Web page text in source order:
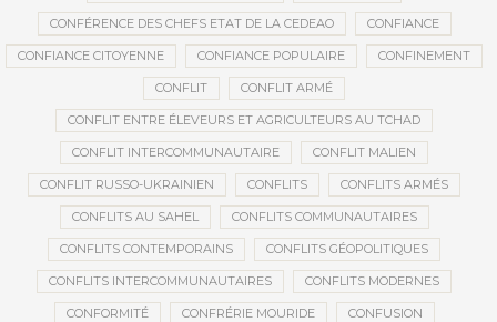
CONFÉRENCE DES CHEFS ETAT DE LA CEDEAO CONFIANCE
CONFIANCE CITOYENNE CONFIANCE POPULAIRE CONFINEMENT
CONFLIT CONFLIT ARMÉ
CONFLIT ENTRE ÉLEVEURS ET AGRICULTEURS AU TCHAD
CONFLIT INTERCOMMUNAUTAIRE CONFLIT MALIEN
CONFLIT RUSSO-UKRAINIEN CONFLITS CONFLITS ARMÉS
CONFLITS AU SAHEL CONFLITS COMMUNAUTAIRES
CONFLITS CONTEMPORAINS CONFLITS GÉOPOLITIQUES
CONFLITS INTERCOMMUNAUTAIRES CONFLITS MODERNES
CONFORMITÉ CONFRÉRIE MOURIDE CONFUSION